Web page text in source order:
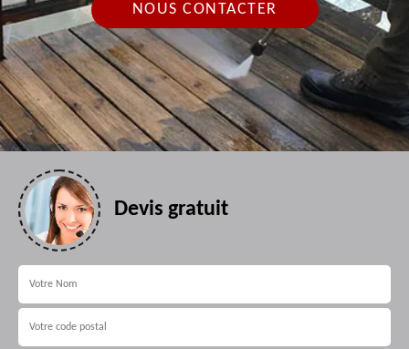
NOUS CONTACTER
Devis gratuit